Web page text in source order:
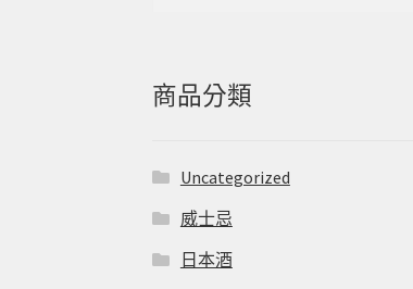
字:
商品分類
Uncategorized
威士忌
日本酒